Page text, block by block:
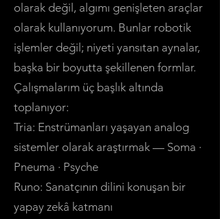
olarak değil, algımı genişleten araçlar
olarak kullanıyorum. Bunlar robotik
işlemler değil; niyeti yansıtan aynalar,
başka bir boyutta şekillenen formlar.
Çalışmalarım üç başlık altında
toplanıyor:
Tria: Enstrümanları yaşayan analog
sistemler olarak araştırmak — Soma ·
Pneuma · Psyche
Runo: Sanatçının dilini konuşan bir
yapay zekâ katmanı